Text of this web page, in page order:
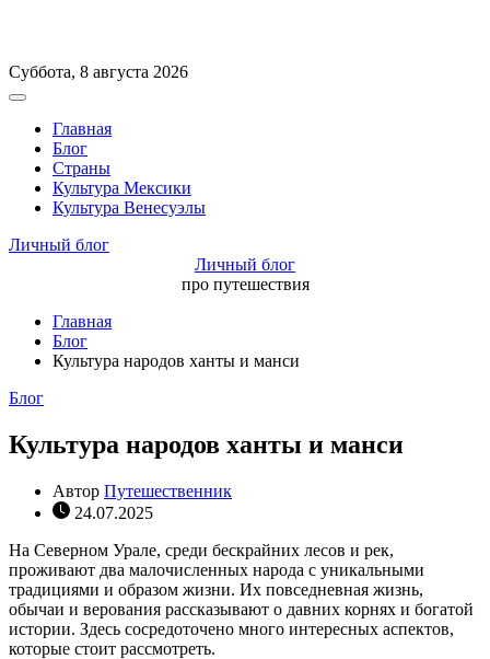
Перейти
к
Суббота, 8 августа 2026
Вне
холстаГлавная
Блог
Страны
Культура Мексики
Культура Венесуэлы
Личный блог
Личный блог
про путешествия
Главная
Блог
Культура народов ханты и манси
Рубрики
Блог
Культура народов ханты и манси
Автор Путешественник
24.07.2025
На Северном Урале, среди бескрайних лесов и рек,
проживают два малочисленных народа с уникальными
традициями и образом жизни. Их повседневная жизнь,
обычаи и верования рассказывают о давних корнях и богатой
истории. Здесь сосредоточено много интересных аспектов,
которые стоит рассмотреть.